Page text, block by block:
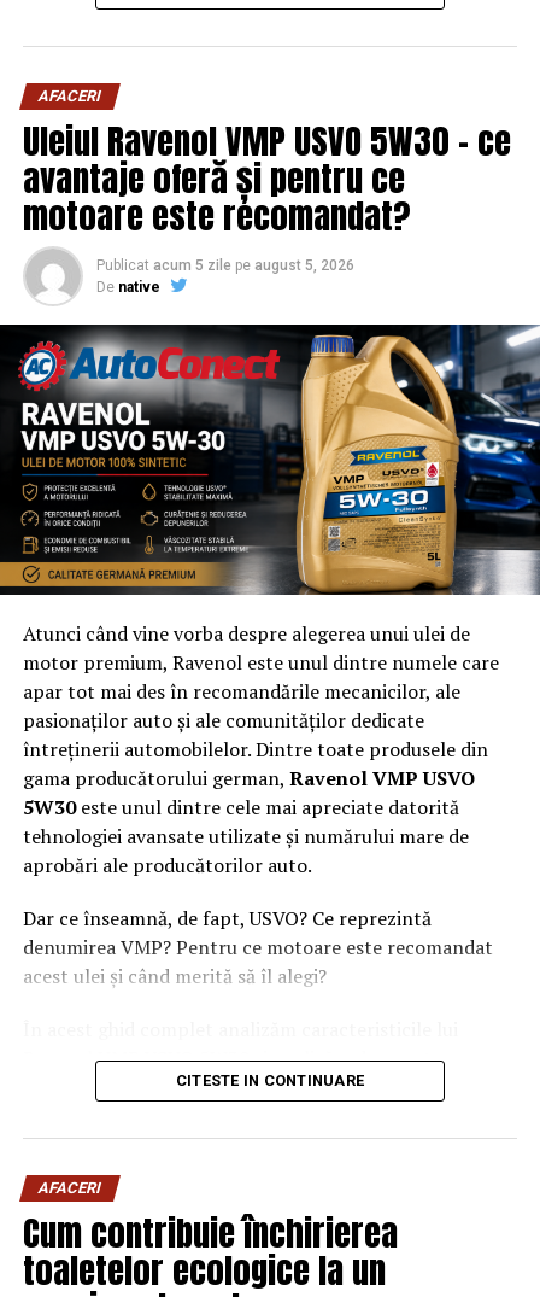
înainte de participare.
Organizatorii care doresc să crească vizibilitatea unui
eveniment cu acces gratuit pot solicita o ofertă de
promovare din partea echipei EvenimenteGratuite.ro.
Adresa de contact este salut@evenimentegratuite.ro
AFACERI
Uleiul Ravenol VMP USVO 5W30 – ce
avantaje oferă și pentru ce
motoare este recomandat?
Publicat acum 5 zile pe august 5, 2026
De native
Atunci când vine vorba despre alegerea unui ulei de
motor premium, Ravenol este unul dintre numele care
apar tot mai des în recomandările mecanicilor, ale
pasionaților auto și ale comunităților dedicate
întreținerii automobilelor. Dintre toate produsele din
gama producătorului german, Ravenol VMP USVO
5W30este unul dintre cele mai apreciate datorită
tehnologiei avansate utilizate și numărului mare de
aprobări ale producătorilor auto.
Dar ce înseamnă, de fapt, USVO? Ce reprezintă
denumirea VMP? Pentru ce motoare este recomandat
acest ulei și când merită să îl alegi?
Ravenol VMP USVO 5W30 și explicăm de ce este
considerat unul dintre cele mai performante uleiuri de
Ravenol este un producător german de lubrifianți
fondat în anul 1946 și recunoscut la nivel internațional
pentru dezvoltarea deuleiuri de motor premium
CITESTE IN CONTINUARE
AFACERI
Cum contribuie închirierea
toaletelor ecologice la un